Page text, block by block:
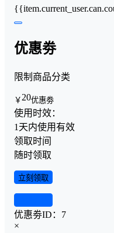
优惠劵
限制商品分类
￥ 20优惠劵
使用时效：
1天内使用有效
领取时间
随时领取
立刻领取
优惠劵ID： 7
×